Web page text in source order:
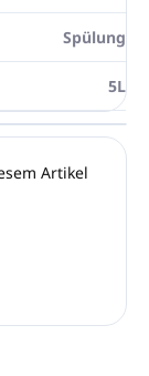
Spülung
5L
Artikel